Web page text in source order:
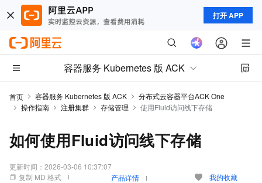
打开 APP
容器服务 Kubernetes 版 ACK
首页 容器服务 Kubernetes 版 ACK
分布式云容器平台ACK One
操作指南
注册集群 存储管理 使用Fluid访问线下存储
如何使用Fluid访问线下存储
更新时间： 2026-03-06 10:37:07
复制 MD 格式
产品详情 我的收藏